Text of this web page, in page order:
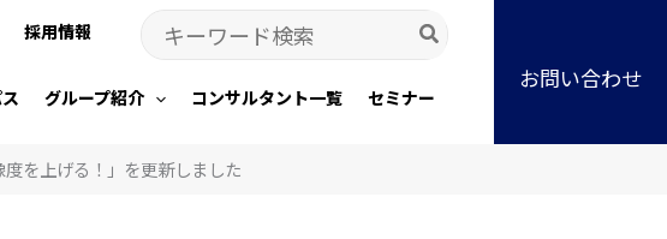
採用情報
Search
for:
グループ紹介 コンサルタント一覧 セミナー
お問い合わせ
を上げる！」を更新しました